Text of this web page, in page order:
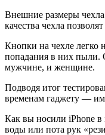
Внешние размеры
качества чехла
Кнопки на чехле легко
попадания в них пыли.
мужчине, и женщине.
Подводя итог
временам гаджету —
Как вы носили iPhone в
воды или пота рук